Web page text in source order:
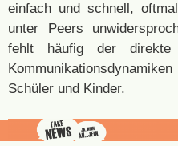
einfach und schnell,
unter Peers
fehlt häufig der
Schüler und Kinder.